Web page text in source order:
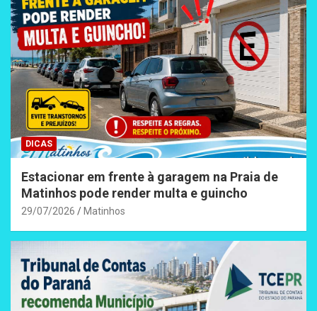
DICAS
Estacionar em frente à garagem na Praia de
Matinhos pode render multa e guincho
29/07/2026 Matinhos